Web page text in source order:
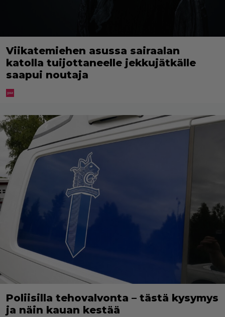
Viikatemiehen asussa sairaalan
katolla tuijottaneelle jekkujätkälle
saapui noutaja
Poliisilla tehovalvonta – tästä kysymys
ja näin kauan kestää